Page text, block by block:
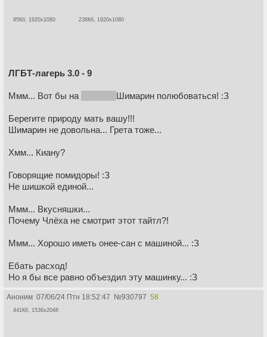
85Кб, 1920x1080 238Кб, 1920x1080
ЛГБТ-лагерь 3.0 - 9
Ммм... Вот бы на Шимарин полюбоваться! :З
Берегите природу мать вашу!!!
Шимарин не довольна... Грета тоже...
Хмм... Киану?
Говорящие помидоры! :З
Не шишкой единой...
Ммм... Вкусняшки...
Почему Члёха не смотрит этот тайтл?!
Ммм... Хорошо иметь онее-сан с машиной... :З
Ебать расход!
Но я бы все равно объездил эту машинку... :З
Аноним 07/06/24 Птн 18:52:47 №930797 58
441Кб, 1536x2048